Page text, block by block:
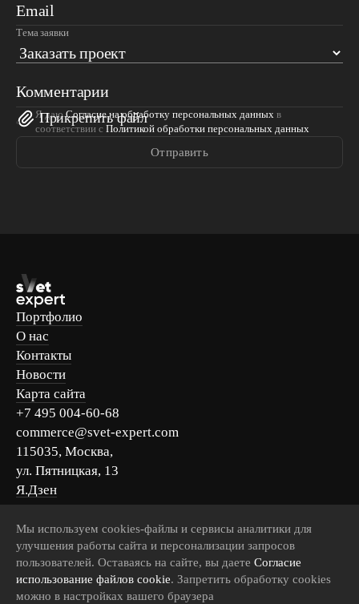
Email
Тема заявки
Комментарии
Прикрепить файл
Отправить
Я даюСогласие на обработку персональных данных в
соответствии с Политикой обработки персональных данных
Портфолио
О нас
Контакты
Новости
Карта сайта
+7 495 004-60-68
commerce@svet-expert.com
115035, Москва,
ул. Пятницкая, 13
Я.Дзен
Вконтакте
Telegram
MAX
Мы используем cookies-файлы и сервисы аналитики для
улучшения работы сайта и персонализации запросов
пользователей. Оставаясь на сайте, вы даете Согласие
использование файлов cookie. Запретить обработку cookies
можно в настройках вашего браузера